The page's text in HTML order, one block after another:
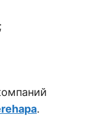
.